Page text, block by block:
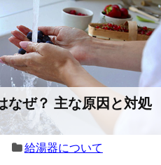
なぜ？ 主な原因と対処
給湯器について